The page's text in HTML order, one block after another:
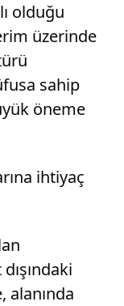
olduğu
üzerinde
sahip
öneme
ihtiyaç
alanında